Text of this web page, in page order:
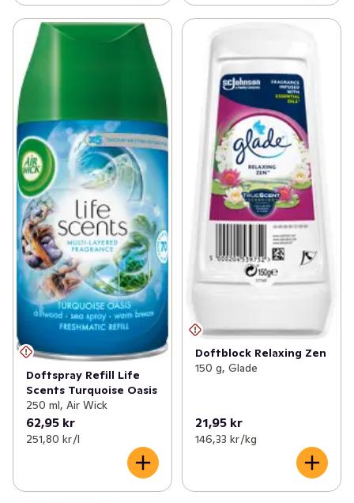
Doftspray Refill Life
Scents Turquoise Oasis
250 ml, Air Wick
62,95 kr
251,80 kr /l
Doftblock Relaxing Zen
150 g, Glade
21,95 kr
146,33 kr /kg